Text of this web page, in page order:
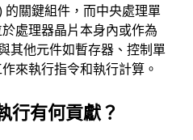
的關鍵組件，而中央處理單
處理器晶片本身內或作為
其他元件如暫存器、控制單
來執行指令和執行計算。
行有何貢獻？